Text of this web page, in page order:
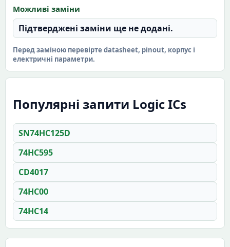
Можливі заміни
Підтверджені заміни ще не додані.
Перед заміною перевірте datasheet, pinout, корпус і
електричні параметри.
Популярні запити Logic ICs
SN74HC125D
74HC595
CD4017
74HC00
74HC14